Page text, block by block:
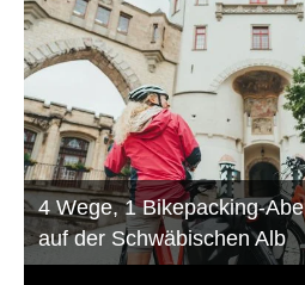
4 Wege, 1 Bikepacking-
auf der Schwäbischen Alb